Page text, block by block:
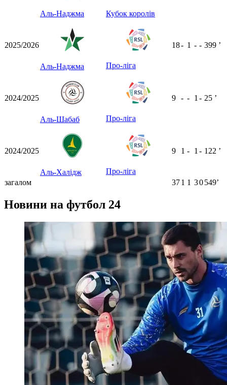
Аль-Наджма Кубок королів
2025/2026
Аль-Наджма Про-ліга
18- 1 - - 399 ʼ
2024/2025
Аль-Шабаб Про-ліга
9 - - 1 - 25 ʼ
2024/2025
Аль-Халідж Про-ліга
9 1 - 1 - 122 ʼ
загалом 371 1 30549ʼ
Новини на футбол 24